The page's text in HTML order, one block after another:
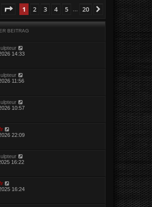
Seite von20
1 2 3 4 5 20 Nächste
BEITRAG
14:33
11:56
10:57
22:09
16:22
16:24